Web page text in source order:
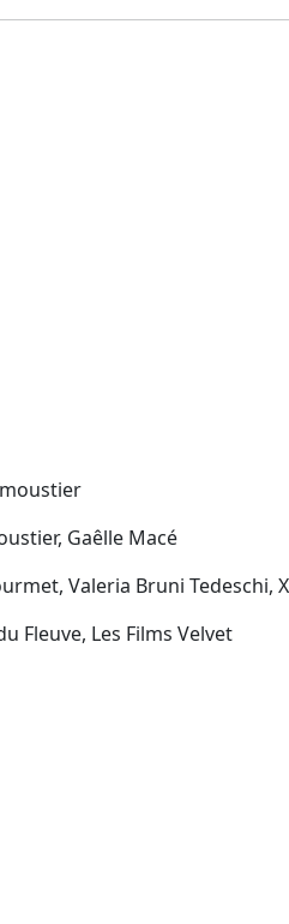
Gaêlle Macé
Valeria Bruni Tedeschi,
Fleuve, Les Films Velvet